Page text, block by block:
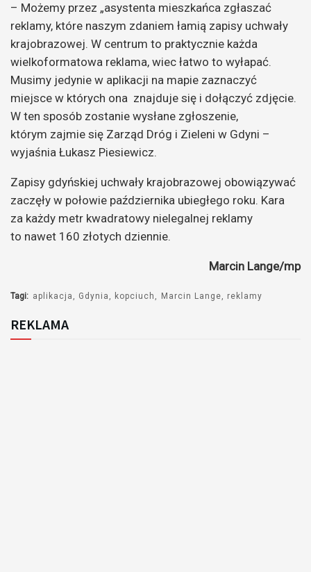
– Możemy przez „asystenta mieszkańca zgłaszać
reklamy, które naszym zdaniem łamią zapisy uchwały
krajobrazowej. W centrum to praktycznie każda
wielkoformatowa reklama, wiec łatwo to wyłapać.
Musimy jedynie w aplikacji na mapie zaznaczyć
miejsce w których ona znajduje się i dołączyć zdjęcie.
W ten sposób zostanie wysłane zgłoszenie,
którym zajmie się Zarząd Dróg i Zieleni w Gdyni –
wyjaśnia Łukasz Piesiewicz.
Zapisy gdyńskiej uchwały krajobrazowej obowiązywać
zaczęły w połowie października ubiegłego roku. Kara
za każdy metr kwadratowy nielegalnej reklamy
to nawet 160 złotych dziennie.
Marcin Lange/mp
Tagi: aplikacja Gdynia kopciuch Marcin Lange reklamy
REKLAMA